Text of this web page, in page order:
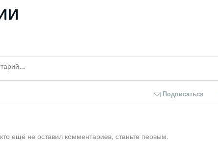
Подписаться
ещё не оставил комментариев, станьте первым.